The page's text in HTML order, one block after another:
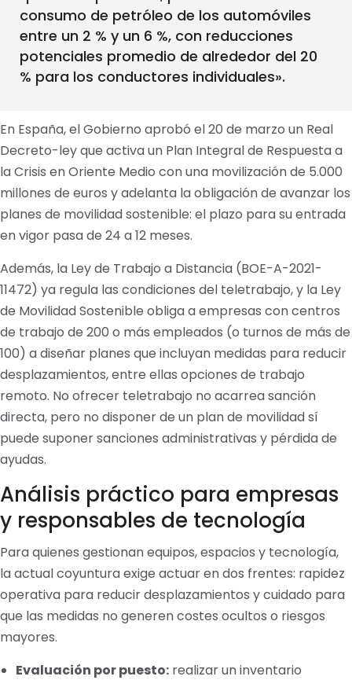
consumo de petróleo de los automóviles
entre un 2 % y un 6 %, con reducciones
potenciales promedio de alrededor del 20
% para los conductores individuales».
En España, el Gobierno aprobó el 20 de marzo un Real
Decreto-ley que activa un Plan Integral de Respuesta a
la Crisis en Oriente Medio con una movilización de 5.000
millones de euros y adelanta la obligación de avanzar los
planes de movilidad sostenible: el plazo para su entrada
en vigor pasa de 24 a 12 meses.
Además, la Ley de Trabajo a Distancia (BOE-A-2021-
11472) ya regula las condiciones del teletrabajo, y la Ley
de Movilidad Sostenible obliga a empresas con centros
de trabajo de 200 o más empleados (o turnos de más de
100) a diseñar planes que incluyan medidas para reducir
desplazamientos, entre ellas opciones de trabajo
remoto. No ofrecer teletrabajo no acarrea sanción
directa, pero no disponer de un plan de movilidad sí
puede suponer sanciones administrativas y pérdida de
ayudas.
Análisis práctico para empresas
y responsables de tecnología
Para quienes gestionan equipos, espacios y tecnología,
la actual coyuntura exige actuar en dos frentes: rapidez
operativa para reducir desplazamientos y cuidado para
que las medidas no generen costes ocultos o riesgos
mayores.
Evaluación por puesto: realizar un inventario